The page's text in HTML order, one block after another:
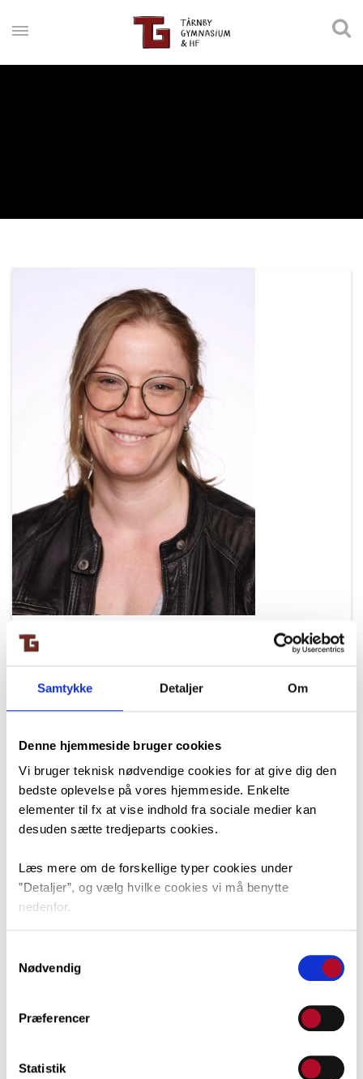
Samtykke Detaljer Om
Denne hjemmeside bruger cookies
Vi bruger teknisk nødvendige cookies for at give dig den
bedste oplevelse på vores hjemmeside. Enkelte
elementer til fx at vise indhold fra sociale medier kan
desuden sætte tredjeparts cookies.
Læs mere om de forskellige typer cookies under
”Detaljer”, og vælg hvilke cookies vi må benytte
nedenfor.
venstre hjørne.
Nødvendig
Præferencer
Statistik
Katrine Selvig Skjalholt, KS